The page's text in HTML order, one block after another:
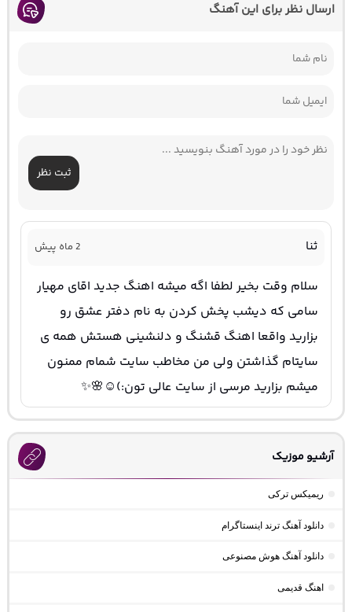
ارسال نظر برای این آهنگ
ثبت نظر
ثنا 2 ماه پیش
سلام وقت بخیر لطفا اگه میشه اهنگ جدید اقای مهیار
سامی که دیشب پخش کردن به نام دفتر عشق رو
بزارید واقعا اهنگ قشنگ و دلنشینی هستش همه ی
سایتام گذاشتن ولی من مخاطب سایت شمام ممنون
میشم بزارید مرسی از سایت عالی تون:)☺️🌸✨
آرشیو موزیک
ریمیکس ترکی
دانلود آهنگ ترند اینستاگرام
دانلود آهنگ هوش مصنوعی
اهنگ قدیمی